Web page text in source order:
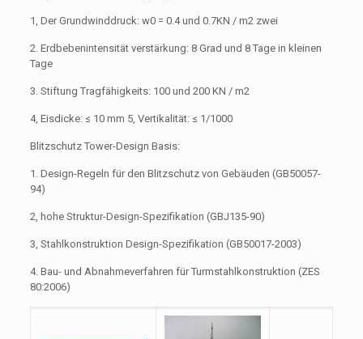
1, Der Grundwinddruck: w0 = 0.4 und 0.7KN / m2 zwei
2. Erdbebenintensität verstärkung: 8 Grad und 8 Tage in kleinen
Tage
3. Stiftung Tragfähigkeits: 100 und 200 KN / m2
4, Eisdicke: ≤ 10 mm 5, Vertikalität: ≤ 1/1000
Blitzschutz Tower-Design Basis:
1. Design-Regeln für den Blitzschutz von Gebäuden (GB50057-
94)
2, hohe Struktur-Design-Spezifikation (GBJ135-90)
3, Stahlkonstruktion Design-Spezifikation (GB50017-2003)
4. Bau- und Abnahmeverfahren für Turmstahlkonstruktion (ZES
80:2006)